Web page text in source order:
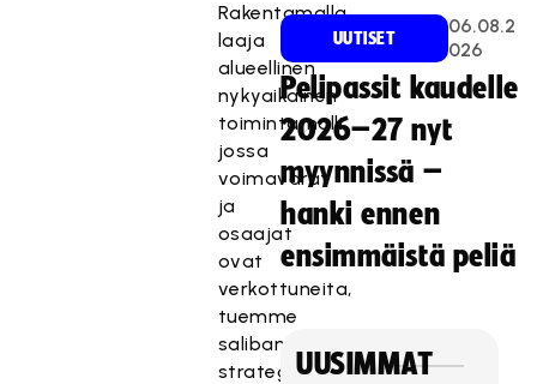
Rakentamalla
laaja
alueellinen
nykyaikainen
toimintamalli,
jossa
voimavarat
ja
osaajat
ovat
verkottuneita,
tuemme
salibandyn
strategiasia
UUTISET
06.08.2
026
Pelipassit kaudelle
2026–27 nyt
myynnissä –
hanki ennen
ensimmäistä peliä
UUSIMMAT